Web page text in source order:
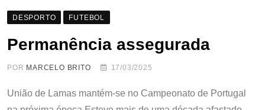
DESPORTO FUTEBOL
Permanência assegurada
POR MARCELO BRITO 17/03/2025
União de Lamas mantém-se no Campeonato de Portugal